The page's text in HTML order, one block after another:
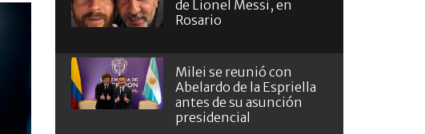
de Lionel Messi, en
Rosario
Milei se reunió con
Abelardo de la Espriella
antes de su asunción
presidencial